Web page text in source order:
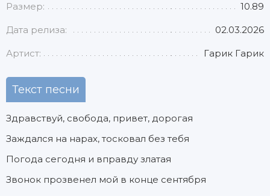
Размер: 10.89
Дата релиза: 02.03.2026
Артист: Гарик Гарик
Текст песни
Здравствуй, свобода, привет, дорогая
Заждался на нарах, тосковал без тебя
Погода сегодня и вправду златая
Звонок прозвенел мой в конце сентября